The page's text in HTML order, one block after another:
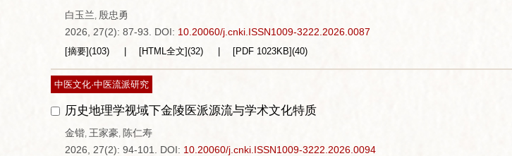
白玉兰, 殷忠勇
2026, 27(2): 87-93.
DOI: 10.20060/j.cnki.ISSN1009-3222.2026.0087
[摘要](103) [HTML全文](32) [PDF 1023KB](40)
中医文化·中医流派研究
历史地理学视域下金陵医派源流与学术文化特质
金锴, 王家豪, 陈仁寿
2026, 27(2): 94-101.
DOI: 10.20060/j.cnki.ISSN1009-3222.2026.0094